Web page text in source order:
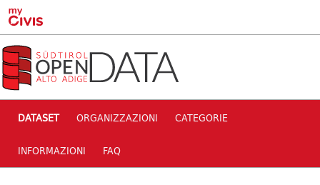
Skip to main content
DATASET ORGANIZZAZIONI CATEGORIE
INFORMAZIONI FAQ